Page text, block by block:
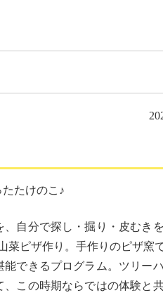
たけのこ♪
自分で探し・掘り・皮むき
菜ピザ作り。手作りのピザ窯
できるプログラム。ツリー
この時期ならではの体験と